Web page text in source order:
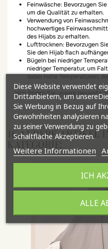
Feinwäsche: Bevorzugen
um die Qualität zu erhalten.
Verwendung von
hochwertiges
des Hijabs zu erhalten.
Lufttrocknen: Bevorzugen
Sie den Hijab flach
Bügeln bei niedriger
niedriger Temperatur, um
dabei hohe Temperaturen,
Hier finden Sie unsere gesamte
16 ANDERE ARTIKEL
KATEGORIE:
Diese Website verwendet
Drittanbietern, um
Sie Werbung in Bezug auf
Gewohnheiten analysieren
zu seiner Verwendung zu
Schaltfläche Akzeptieren.
Weitere Informationen
ALLE
ICH